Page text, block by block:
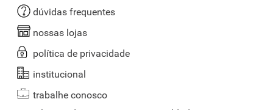
dúvidas frequentes
nossas lojas
política de privacidade
institucional
trabalhe conosco